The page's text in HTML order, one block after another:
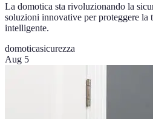
La domotica sta rivoluzionando la
soluzioni innovative per proteggere la
intelligente.
domoticasicurezza
Aug 5